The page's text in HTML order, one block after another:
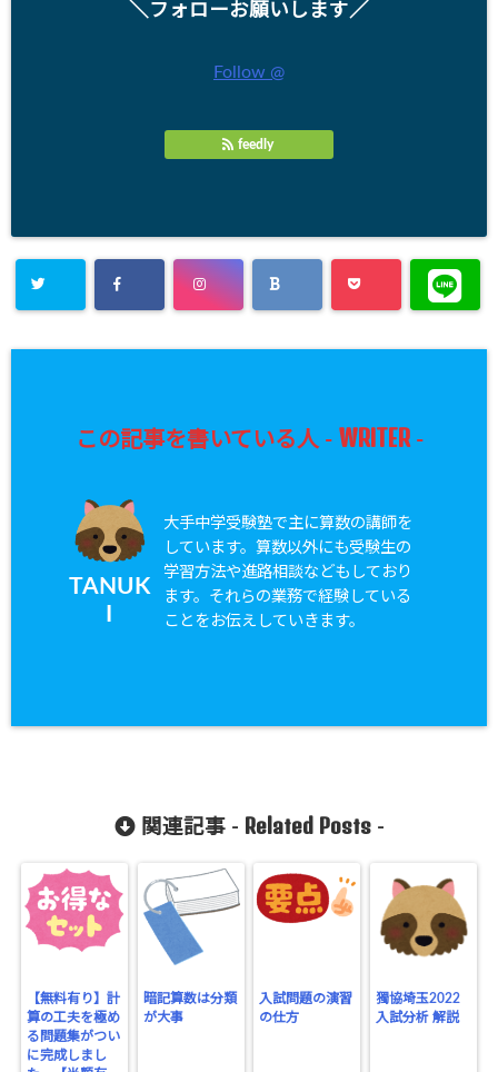
＼フォローお願いします／
Follow @
feedly
この記事を書いている人 - WRITER-
TANUK
大手中学受験塾で主に算数の講師を
しています。算数以外にも受験生の
学習方法や進路相談などもしており
ます。それらの業務で経験している
ことをお伝えしていきます。
関連記事 - Related Posts-
【無料有り】計
算の工夫を極め
る問題集がつい
に完成しまし
暗記算数は分類
が大事
入試問題の演習
の仕方
獨協埼玉2022
入試分析 解説